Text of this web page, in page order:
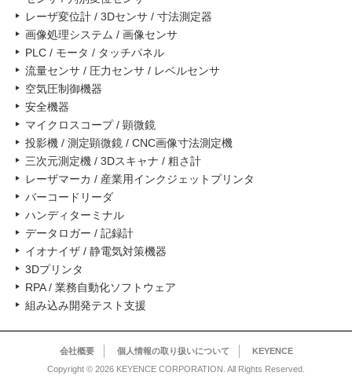
レーザ変位計 / 3Dセンサ / 寸法測定器
画像処理システム / 画像センサ
PLC / モータ / タッチパネル
流量センサ / 圧力センサ / レベルセンサ
空気圧制御機器
安全機器
マイクロスコープ / 顕微鏡
投影機 / 測定顕微鏡 / CNC画像寸法測定機
三次元測定機 / 3Dスキャナ / 粗さ計
レーザマーカ / 産業用インクジェットプリンタ
バーコードリーダ
ハンディターミナル
データロガー / 記録計
イオナイザ / 静電気対策機器
3Dプリンタ
RPA / 業務自動化ソフトウェア
組み込み開発テスト支援
会社概要 個人情報の取り扱いについて
KEYENCE
Copyright © 2026 KEYENCE CORPORATION. All Rights Reserved.